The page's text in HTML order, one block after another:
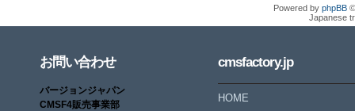
Powered by phpBB
Japanese
お問い合わせ
バージョンジャパン
CMSF4販売事業部
cmsfactory.jp
HOME